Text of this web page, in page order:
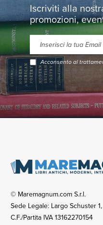
Iscriviti alla
promozioni,
Acconsento al
© Maremagnum.com S.r.l.
Sede Legale: Largo Schuster
C.F./Partita IVA 13162270154